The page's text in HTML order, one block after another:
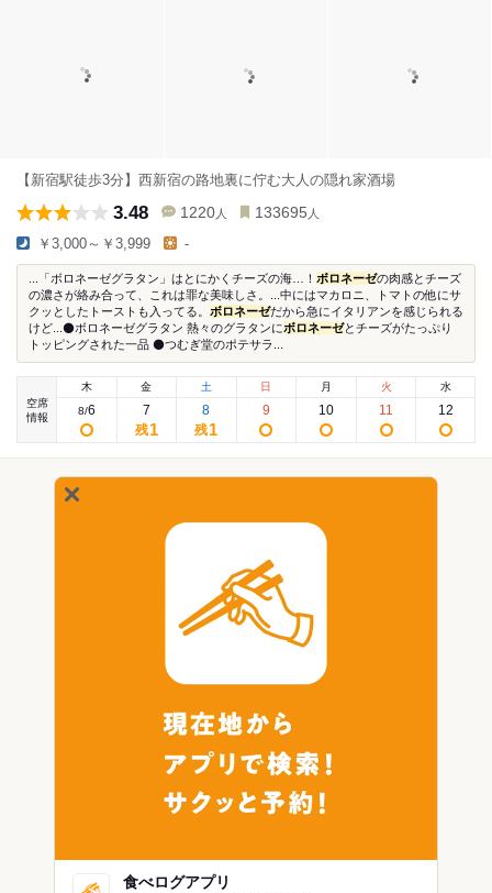
【新宿駅徒歩3分】西新宿の路地裏に佇む大人の隠れ家酒場
3.48 1220 人 133695 人
￥3,000～￥3,999 -
...「ボロネーゼグラタン」はとにかくチーズの海…！ ボロネーゼの肉感とチーズ
の濃さが絡み合って、これは罪な美味しさ。...中にはマカロニ、トマトの他にサ
クッとしたトーストも入ってる。 ボロネーゼだから急にイタリアンを感じられる
けど...⚫️ボロネーゼグラタン 熱々のグラタンにボロネーゼとチーズがたっぷり
トッピングされた一品 ⚫️つむぎ堂のポテサラ...
空席
情報
木
8/6
金
7
残1
土
8
残1
日
9
月
10
火
11
水
12
食べログアプリ